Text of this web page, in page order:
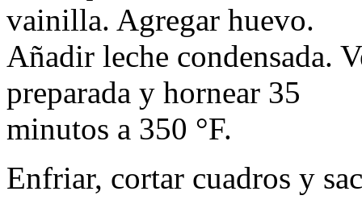
vainilla. Agregar huevo.
Añadir leche condensada.
preparada y hornear 35
minutos a 350 °F.
Enfriar, cortar cuadros y